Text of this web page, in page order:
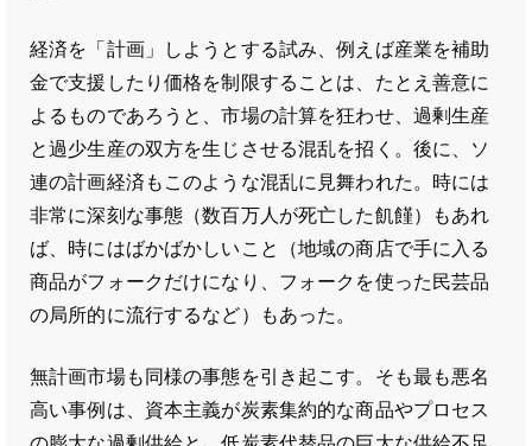
経済を「計画」しようとする試み、例えば産業を補助
金で支援したり価格を制限することは、たとえ善意に
よるものであろうと、市場の計算を狂わせ、過剰生産
と過少生産の双方を生じさせる混乱を招く。後に、ソ
連の計画経済もこのような混乱に見舞われた。時には
非常に深刻な事態（数百万人が死亡した飢饉）もあれ
ば、時にはばかばかしいこと（地域の商店で手に入る
商品がフォークだけになり、フォークを使った民芸品
の局所的に流行するなど）もあった。
無計画市場も同様の事態を引き起こす。そも最も悪名
高い事例は、資本主義が炭素集約的な商品やプロセス